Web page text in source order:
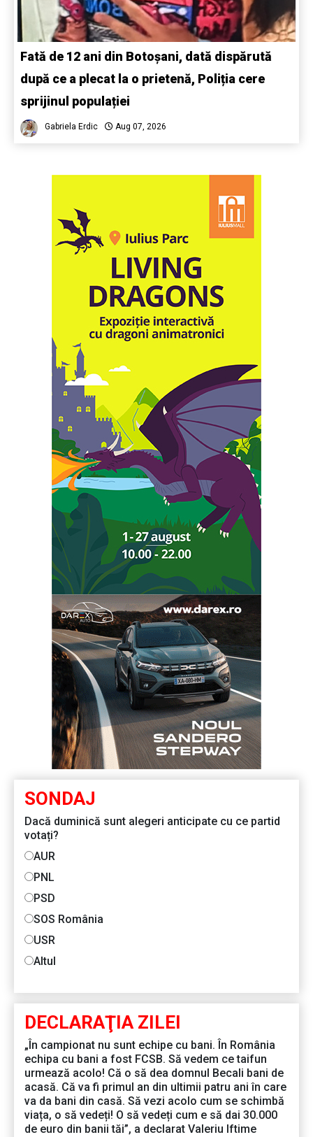
Fată de 12 ani din Botoșani, dată dispărută
după ce a plecat la o prietenă, Poliția cere
sprijinul populației
Gabriela Erdic Aug 07, 2026
SONDAJ
Dacă duminică sunt alegeri anticipate cu ce partid
votați?
AUR
PNL
PSD
SOS România
USR
Altul
DECLARAŢIA ZILEI
„În campionat nu sunt echipe cu bani. În România
echipa cu bani a fost FCSB. Să vedem ce taifun
urmează acolo! Că o să dea domnul Becali bani de
acasă. Că va fi primul an din ultimii patru ani în care
va da bani din casă. Să vezi acolo cum se schimbă
viața, o să vedeți! O să vedeți cum e să dai 30.000
de euro din banii tăi”, a declarat Valeriu Iftime